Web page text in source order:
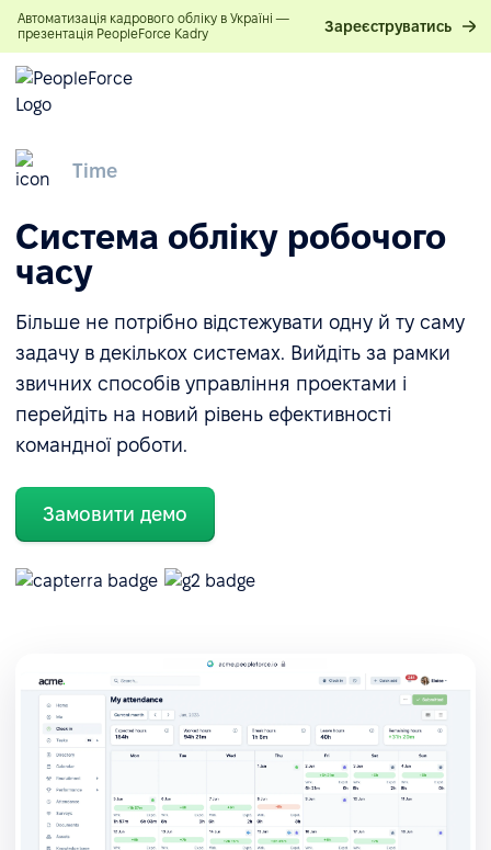
Автоматизація кадрового обліку в Україні —
презентація PeopleForce Kadry
Зареєструватись
Time
Система обліку робочого
часу
Більше не потрібно відстежувати одну й ту саму
задачу в декількох системах. Вийдіть за рамки
звичних способів управління проектами і
перейдіть на новий рівень ефективності
командної роботи.
Замовити демо